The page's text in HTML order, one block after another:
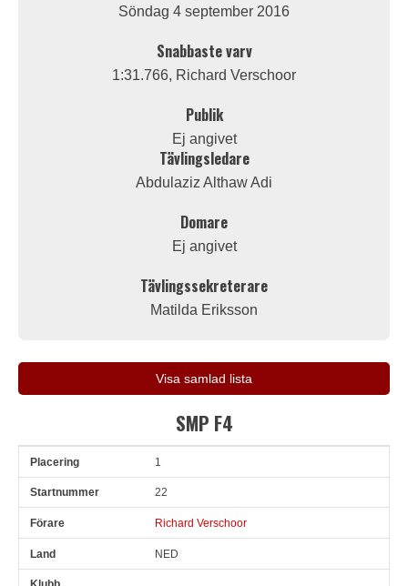
Söndag 4 september 2016
Snabbaste varv
1:31.766, Richard Verschoor
Publik
Ej angivet
Tävlingsledare
Abdulaziz Althaw Adi
Domare
Ej angivet
Tävlingssekreterare
Matilda Eriksson
Visa samlad lista
SMP F4
Pl Snr 1
22
Richard Verschoor
NED